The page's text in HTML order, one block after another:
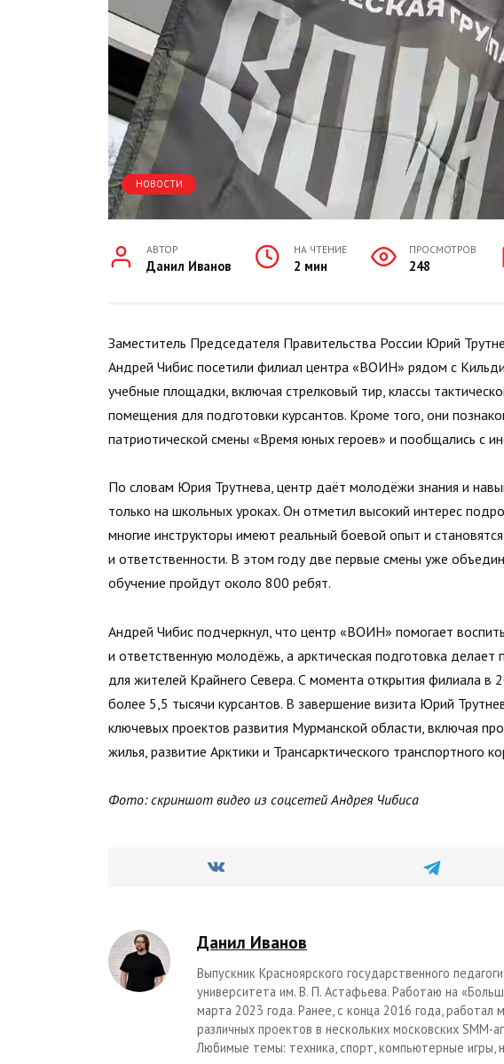
НОВОСТИ
АВТОР
Данил Иванов
НА ЧТЕНИЕ
2 мин
ПРОСМОТРОВ
248
Заместитель Председателя Правительства России Юрий
Андрей Чибис посетили филиал центра «ВОИН» рядом с
учебные площадки, включая стрелковый тир, классы
помещения для подготовки курсантов. Кроме того, они
патриотической смены «Время юных героев» и пообщались с
По словам Юрия Трутнева, центр даёт молодёжи знания и
только на школьных уроках. Он отметил высокий интерес
многие инструкторы имеют реальный боевой опыт и
и ответственности. В этом году две первые смены уже
обучение пройдут около 800 ребят.
Андрей Чибис подчеркнул, что центр «ВОИН» помогает
и ответственную молодёжь, а арктическая подготовка делает
для жителей Крайнего Севера. С момента открытия филиала в
более 5,5 тысячи курсантов. В завершение визита Юрий
ключевых проектов развития Мурманской области, включая
жилья, развитие Арктики и Трансарктического транспортного
Фото: скриншот видео из соцсетей Андрея Чибиса
Данил Иванов
Выпускник Красноярского государственного
университета им. В. П. Астафьева. Работаю на
марта 2023 года. Ранее, с конца 2016 года, работал
различных проектов в нескольких московских SMM-
Любимые темы: техника, спорт, компьютерные игры,